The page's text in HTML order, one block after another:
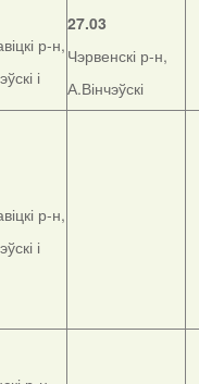
р-н,
і
27.03
Чэрвенскі р-н,
А.Вінчэўскі
р-н,
і